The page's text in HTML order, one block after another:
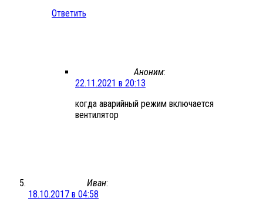
Ответить
Аноним:
22.11.2021 в 20:13
когда аварийный режим включается
вентилятор
Иван:
18.10.2017 в 04:58